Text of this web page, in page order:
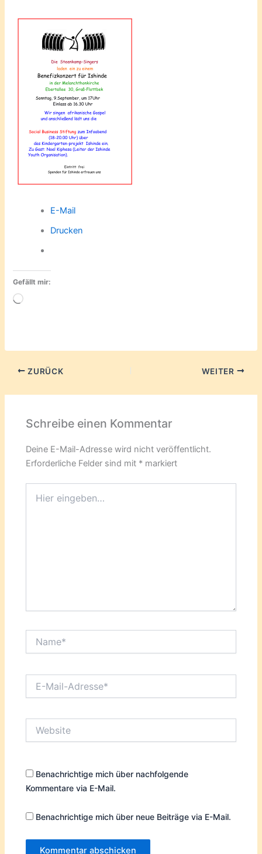
E-Mail
Drucken
Gefällt mir:
Wird
ZURÜCK WEITER
Schreibe einen Kommentar
Deine E-Mail-Adresse wird nicht veröffentlicht.
Erforderliche Felder sind mit * markiert
eingeben…
Mail-
Benachrichtige mich über nachfolgende
Kommentare via E-Mail.
Benachrichtige mich über neue Beiträge via E-Mail.